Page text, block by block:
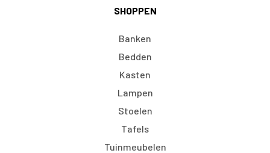
SHOPPEN
Banken
Bedden
Kasten
Lampen
Stoelen
Tafels
Tuinmeubelen